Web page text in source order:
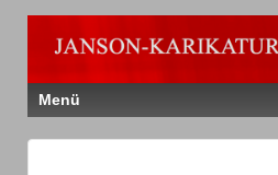
Menü